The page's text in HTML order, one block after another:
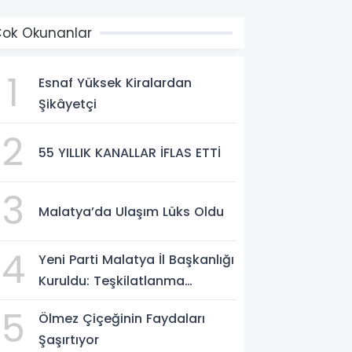
Okunanlar
1
Esnaf Yüksek Kiralardan
Şikâyetçi
2 55 YILLIK KANALLAR İFLAS ETTİ
3 Malatya’da Ulaşım Lüks Oldu
4
Yeni Parti Malatya İl Başkanlığı
Kuruldu: Teşkilatlanma
5
Ölmez Çiçeğinin Faydaları
Şaşırtıyor